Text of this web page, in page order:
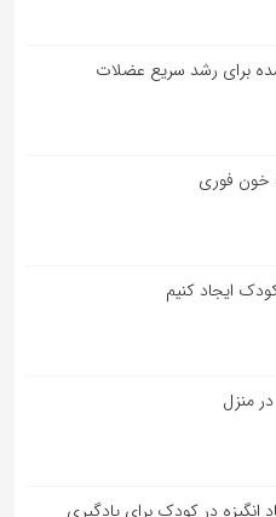
برای رشد سریع عضلات
خون فوری
ایجاد کنیم
منزل